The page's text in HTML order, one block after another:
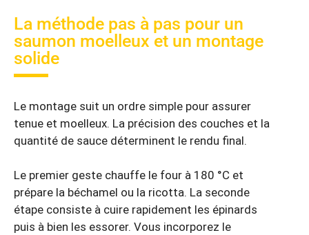
La méthode pas à pas pour un
saumon moelleux et un montage
solide
Le montage suit un ordre simple pour assurer
tenue et moelleux. La précision des couches et la
quantité de sauce déterminent le rendu final.
Le premier geste chauffe le four à 180 °C et
prépare la béchamel ou la ricotta. La seconde
étape consiste à cuire rapidement les épinards
puis à bien les essorer. Vous incorporez le